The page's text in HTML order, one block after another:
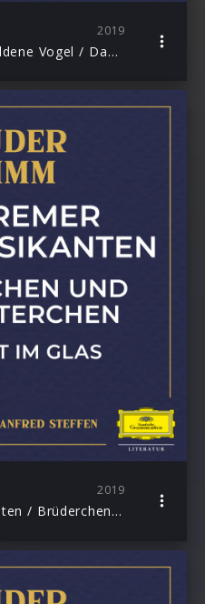
2019
Rumpelstilzchen / Der goldene Vogel / Daumesdick
2019
Die Bremer Stadtmusikanten / Brüderchen und Schwesterchen / Der Geist im Glas